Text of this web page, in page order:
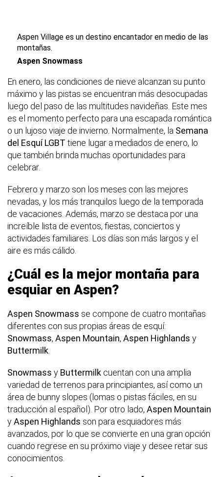
Aspen Village es un destino encantador en medio de las
montañas.
Aspen Snowmass
En enero, las condiciones de nieve alcanzan su punto
máximo y las pistas se encuentran más desocupadas
luego del paso de las multitudes navideñas. Este mes
es el momento perfecto para una escapada romántica
o un lujoso viaje de invierno. Normalmente, la Semana
del Esquí LGBT tiene lugar a mediados de enero, lo
que también brinda muchas oportunidades para
celebrar.
Febrero y marzo son los meses con las mejores
nevadas, y los más tranquilos luego de la temporada
de vacaciones. Además, marzo se destaca por una
increíble lista de eventos, fiestas, conciertos y
actividades familiares. Los días son más largos y el
aire es más cálido.
¿Cuál es la mejor montaña para
esquiar en Aspen?
Aspen Snowmass se compone de cuatro montañas
diferentes con sus propias áreas de esquí:
Snowmass, Aspen Mountain, Aspen Highlands y
Buttermilk
Snowmass y Buttermilk cuentan con una amplia
variedad de terrenos para principiantes, así como un
área de bunny slopes (lomas o pistas fáciles, en su
traducción al español). Por otro lado, Aspen Mountain
yAspen Highlands son para esquiadores más
avanzados, por lo que se convierte en una gran opción
cuando regrese en su próximo viaje y desee retar sus
conocimientos.